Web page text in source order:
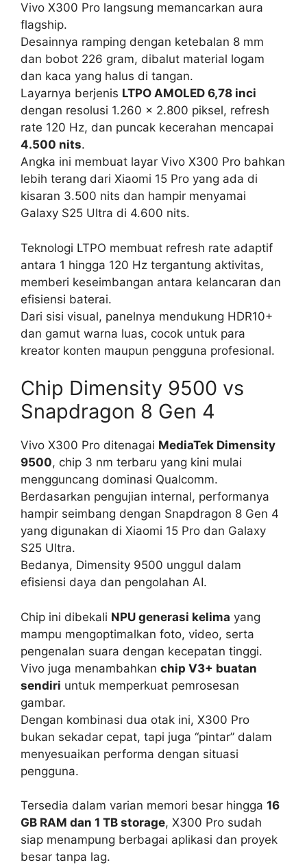
Vivo X300 Pro langsung memancarkan aura
flagship.
Desainnya ramping dengan ketebalan 8 mm
dan bobot 226 gram, dibalut material logam
dan kaca yang halus di tangan.
Layarnya berjenis LTPO AMOLED 6,78 inci
dengan resolusi 1.260 x 2.800 piksel, refresh
rate 120 Hz, dan puncak kecerahan mencapai
4.500 nits.
Angka ini membuat layar Vivo X300 Pro bahkan
lebih terang dari Xiaomi 15 Pro yang ada di
kisaran 3.500 nits dan hampir menyamai
Galaxy S25 Ultra di 4.600 nits.
Teknologi LTPO membuat refresh rate adaptif
antara 1 hingga 120 Hz tergantung aktivitas,
memberi keseimbangan antara kelancaran dan
efisiensi baterai.
Dari sisi visual, panelnya mendukung HDR10+
dan gamut warna luas, cocok untuk para
kreator konten maupun pengguna profesional.
Chip Dimensity 9500 vs
Snapdragon 8 Gen 4
Vivo X300 Pro ditenagai MediaTek Dimensity
9500, chip 3 nm terbaru yang kini mulai
mengguncang dominasi Qualcomm.
Berdasarkan pengujian internal, performanya
hampir seimbang dengan Snapdragon 8 Gen 4
yang digunakan di Xiaomi 15 Pro dan Galaxy
S25 Ultra.
Bedanya, Dimensity 9500 unggul dalam
efisiensi daya dan pengolahan AI.
Chip ini dibekali NPU generasi kelima yang
mampu mengoptimalkan foto, video, serta
pengenalan suara dengan kecepatan tinggi.
Vivo juga menambahkan chip V3+ buatan
sendiri untuk memperkuat pemrosesan
gambar.
Dengan kombinasi dua otak ini, X300 Pro
bukan sekadar cepat, tapi juga “pintar” dalam
menyesuaikan performa dengan situasi
pengguna.
Tersedia dalam varian memori besar hingga 16
GB RAM dan 1 TB storage, X300 Pro sudah
siap menampung berbagai aplikasi dan proyek
besar tanpa lag.